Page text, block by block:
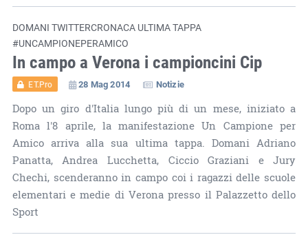
DOMANI TWITTERCRONACA ULTIMA TAPPA
#UNCAMPIONEPERAMICO
In campo a Verona i campioncini Cip
ET.Pro 28 Mag 2014 Notizie
Dopo un giro d'Italia lungo più di un mese, iniziato a
Roma l'8 aprile, la manifestazione Un Campione per
Amico arriva alla sua ultima tappa. Domani Adriano
Panatta, Andrea Lucchetta, Ciccio Graziani e Jury
Chechi, scenderanno in campo coi i ragazzi delle scuole
elementari e medie di Verona presso il Palazzetto dello
Sport